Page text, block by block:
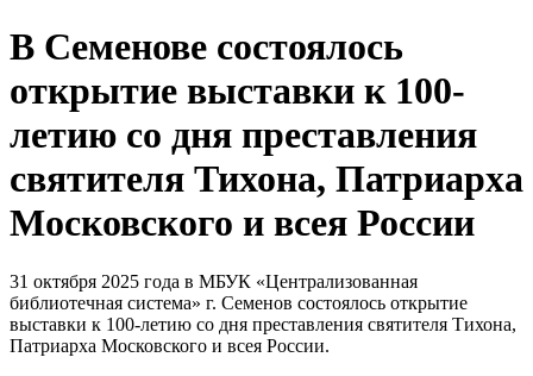
В Семенове состоялось
открытие выставки к 100-
летию со дня преставления
святителя Тихона, Патриарха
Московского и всея России
31 октября 2025 года в МБУК «Централизованная
библиотечная система» г. Семенов состоялось открытие
выставки к 100-летию со дня преставления святителя Тихона,
Патриарха Московского и всея России.